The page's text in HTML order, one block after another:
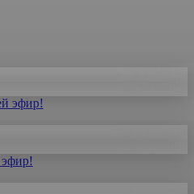
эфир!